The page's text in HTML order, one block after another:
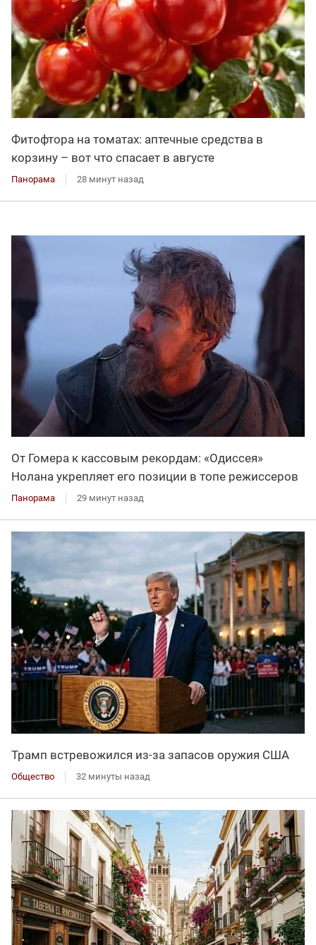
Фитофтора на томатах: аптечные средства в
корзину – вот что спасает в августе
Панорама 28 минут назад
От Гомера к кассовым рекордам: «Одиссея»
Нолана укрепляет его позиции в топе режиссеров
Панорама 29 минут назад
Трамп встревожился из-за запасов оружия США
Общество 32 минуты назад